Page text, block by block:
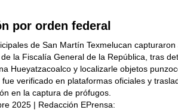
por orden federal
de San Martín Texmelucan
la Fiscalía General de la República, tras
Hueyatzacoalco y localizarle objetos
fue verificado en plataformas oficiales y
en la captura de prófugos.
2025 | Redacción EPrensa: